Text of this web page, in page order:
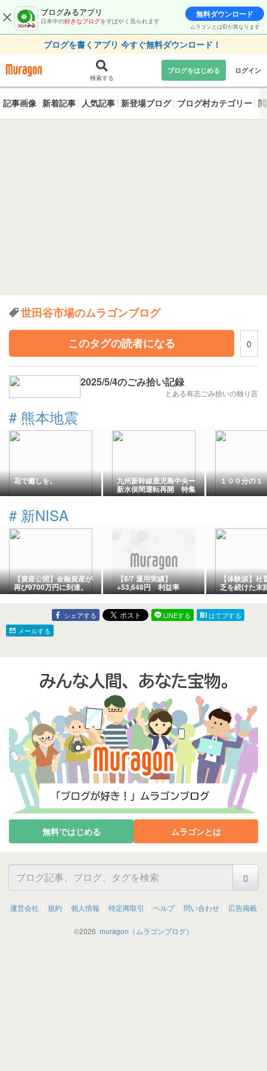
ブログみるアプリ
日本中の好きなブログをすばやく見られます
無料ダウンロード
ムラゴンとはIDが異なります
ブログを書くアプリ 今すぐ無料ダウンロード！
検索する
ブログをはじめる ログイン
記事画像 新着記事 人気記事 新登場ブログ ブログ村カテゴリー
世田谷市場のムラゴンブログ
このタグの読者になる
0
2025/5/4のごみ拾い記録
とある有志ごみ拾いの独り言
# 熊本地震
花で癒しを。 九州新幹線鹿児島中央ー
新水俣間運転再開 特集
２６２２
１００分の１
# 新NISA
【資産公開】金融資産が
再び9700万円に到達。
【8/7 運用実績】
+53,648円 利益率
35.84%（資産
14,187,287円）資産が給
与を超える日はいつだろ
う
【体験談】社
乏を続けた末
もアラフォー
乏」を激推し
シェアする LINEする
はてブする
メールする
無料ではじめる ムラゴンとは
運営会社 規約 個人情報 特定商取引 ヘルプ 問い合わせ 広告掲載
©2026 muragon（ムラゴンブログ）